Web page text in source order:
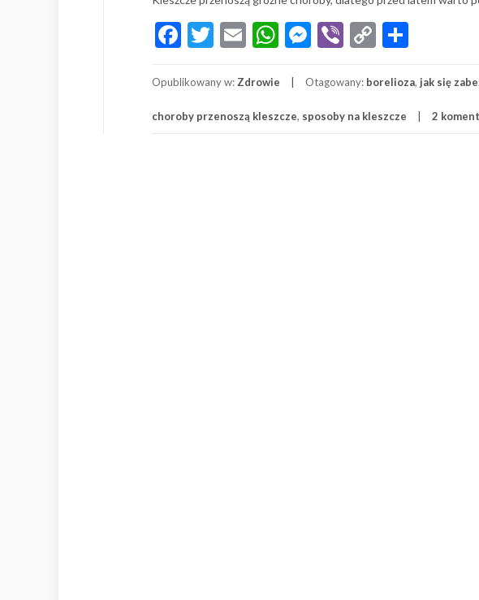
Facebook
Twitter
EmailWhatsApp
Messenger
Viber
Copy
Opublikowany w: Zdrowie Otagowany: borelioza, jak się
choroby przenoszą kleszcze, sposoby na kleszcze 2